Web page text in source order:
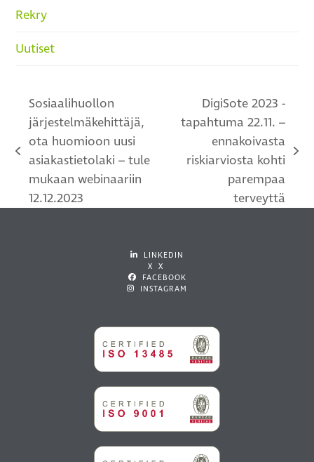
Rekry
Uutiset
previous
post:
Sosiaalihuollon
järjestelmäkehittäjä,
ota huomioon uusi
asiakastietolaki – tule
mukaan webinaariin
12.12.2023
next
DigiSote 2023 -
tapahtuma 22.11. –
ennakoivasta
riskiarviosta kohti
parempaa
terveyttä
LINKEDIN
X X
FACEBOOK
INSTAGRAM